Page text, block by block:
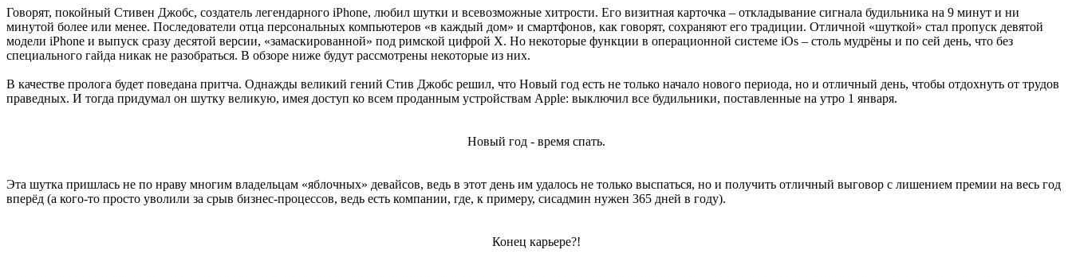
Говорят, покойный Стивен Джобс, создатель легендарного iPhone, любил шутки и всевозможные хитрости. Его визитная карточка – откладывание сигнала будильника на 9 минут и ни
минутой более или менее. Последователи отца персональных компьютеров «в каждый дом» и смартфонов, как говорят, сохраняют его традиции. Отличной «шуткой» стал пропуск девятой
модели iPhone и выпуск сразу десятой версии, «замаскированной» под римской цифрой Х. Но некоторые функции в операционной системе iOs – столь мудрёны и по сей день, что без
специального гайда никак не разобраться. В обзоре ниже будут рассмотрены некоторые из них.
В качестве пролога будет поведана притча. Однажды великий гений Стив Джобс решил, что Новый год есть не только начало нового периода, но и отличный день, чтобы отдохнуть от трудов
праведных. И тогда придумал он шутку великую, имея доступ ко всем проданным устройствам Apple: выключил все будильники, поставленные на утро 1 января.
Новый год - время спать.
Эта шутка пришлась не по нраву многим владельцам «яблочных» девайсов, ведь в этот день им удалось не только выспаться, но и получить отличный выговор с лишением премии на весь год
вперёд (а кого-то просто уволили за срыв бизнес-процессов, ведь есть компании, где, к примеру, сисадмин нужен 365 дней в году).
Конец карьере?!